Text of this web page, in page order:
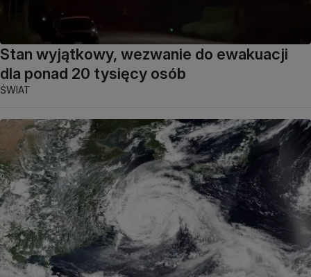
Stan wyjątkowy, wezwanie do ewakuacji
dla ponad 20 tysięcy osób
ŚWIAT